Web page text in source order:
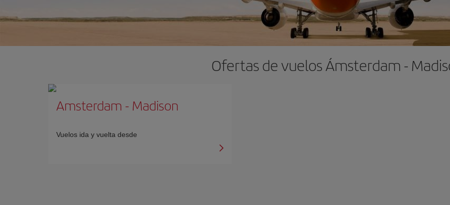
Ofertas de vuelos Ámsterdam -
Amsterdam - Madison
Vuelos ida y vuelta desde